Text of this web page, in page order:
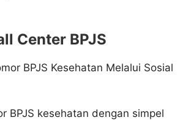
Center BPJS
BPJS kesehatan dengan simpel